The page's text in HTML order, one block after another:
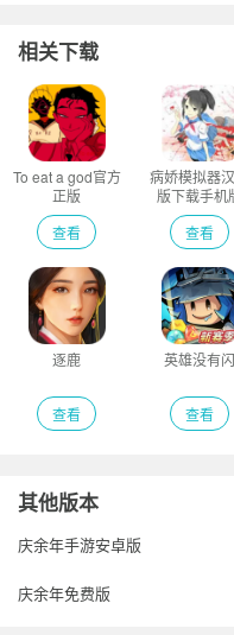
相关下载
To eat a god官方
正版
查看
病娇模拟器
版下载手机
查看
逐鹿
查看
英雄没有闪
查看
其他版本
庆余年手游安卓版
庆余年免费版